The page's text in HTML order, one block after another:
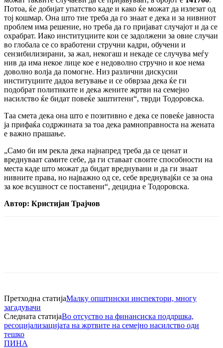
Потоа, ќе добијат упатство каде и како ќе можат да излезат од
тој кошмар. Она што тие треба да го знаат е дека и за нивниот
проблем има решение, но треба да го пријават случајот и да се
охрабрат. Иако институциите кои се задолжени за овие случаи
во глобала се со вработени стручни кадри, обучени и
сензибилизирани, за жал, некогаш и некаде се случува меѓу
нив да има некое лице кое е недоволно стручно и кое нема
доволно волја да помогне. Низ различни дискусии
институциите дадоа ветување и се обврзаа дека ќе ги
подобрат политиките и дека жените жртви на семејно
насилство ќе бидат повеќе заштитени“, тврди Тодоровска.
Таа смета дека она што е позитивно е дека се повеќе јавноста
ја прифаќа содржината за тоа дека рамноправноста на жената
е важно прашање.
„Само би им рекла дека најнапред треба да се ценат и
вреднуваат самите себе, да ги ставаат своите способности на
места каде што можат да бидат вреднувани и да ги знаат
нивните права, но најважно од се, себе вреднувајќи се за она
за кое всушност се поставени“, децидна е Тодоровска.
Автор: Кристијан Трајчов
Претходна статијаМалку општински инспектори, многу
загадувачи
Следната статијаВо отсуство на финансиска поддршка,
ресоцијализацијата на жртвите на семејно насилство оди
тешко
ПИНА